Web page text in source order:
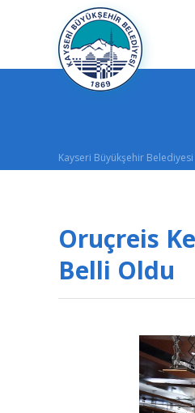
Kayseri Büyükşehir Belediyesi
Oruçreis
Belli Oldu